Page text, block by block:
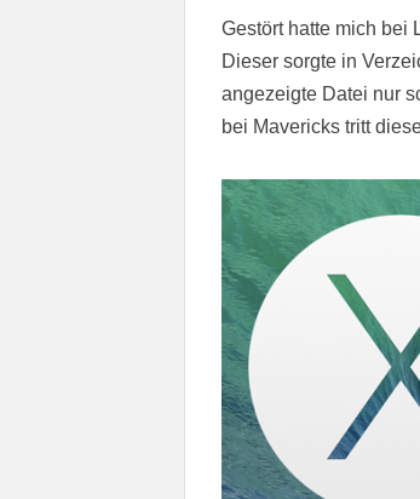
Gestört hatte mich bei
Dieser sorgte in
angezeigte Datei nur
bei Mavericks tritt